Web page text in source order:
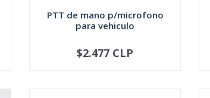
PTT de mano p/microfono
para vehiculo
+
$2.477 CLP